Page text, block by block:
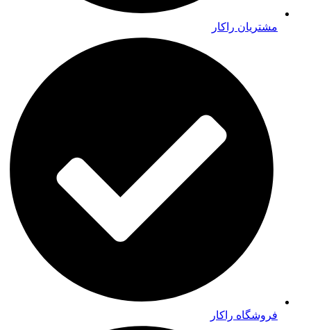
مشتریان راکار
فروشگاه راکار